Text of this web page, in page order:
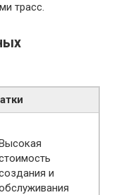
трасс.
и